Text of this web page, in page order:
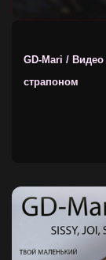
GD-Mari /
страпоном